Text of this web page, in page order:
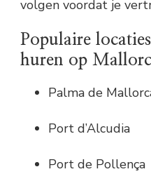
volgen voordat je
Populaire
huren op
Palma de
Port d’Alcudia
Port de Pollença